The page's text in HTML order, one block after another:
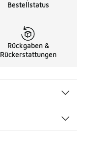
Bestellstatus
Rückgaben &
Rückerstattungen